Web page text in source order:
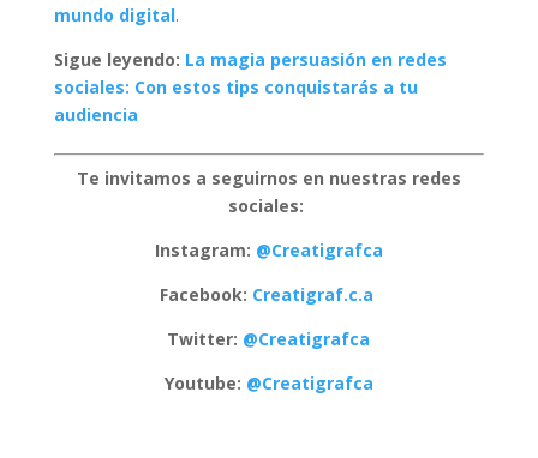
mundo digital.
Sigue leyendo: La magia persuasión en redes
sociales: Con estos tips conquistarás a tu
audiencia
Te invitamos a seguirnos en nuestras redes
sociales:
Instagram: @Creatigrafca
Facebook: Creatigraf.c.a
Twitter: @Creatigrafca
Youtube: @Creatigrafca